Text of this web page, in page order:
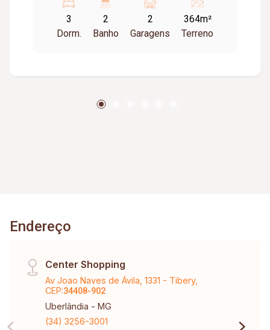
Casa Fundo: Uma vaga de estacionamento (Vaga
Presa), sala,03 quartos, sala, banho social ,
copa, cozinha, área de serviço e 01 vaga de
3
Dorm.
2
Banho
2
Garagens
364m²
Terreno
Endereço
Center Shopping
Av Joao Naves de Ávila, 1331 - Tibery,
CEP:34408-902
Uberlândia - MG
(34) 3256-3001